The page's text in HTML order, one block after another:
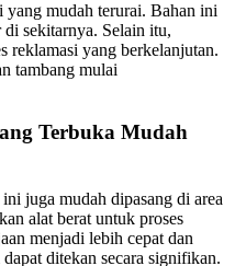
yang mudah terurai. Bahan ini
sekitarnya. Selain itu,
reklamasi yang berkelanjutan.
tambang mulai
Terbuka Mudah
juga mudah dipasang di area
alat berat untuk proses
menjadi lebih cepat dan
ditekan secara signifikan.